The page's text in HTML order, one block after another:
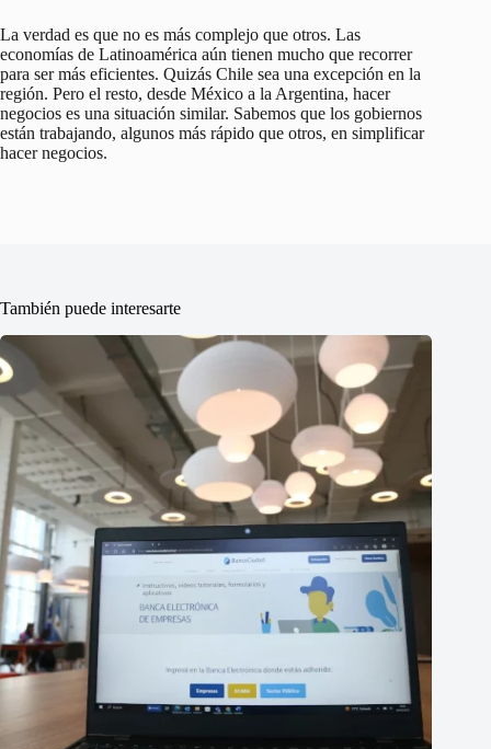
La verdad es que no es más complejo que otros. Las
economías de Latinoamérica aún tienen mucho que recorrer
para ser más eficientes. Quizás Chile sea una excepción en la
región. Pero el resto, desde México a la Argentina, hacer
negocios es una situación similar. Sabemos que los gobiernos
están trabajando, algunos más rápido que otros, en simplificar
hacer negocios.
También puede interesarte